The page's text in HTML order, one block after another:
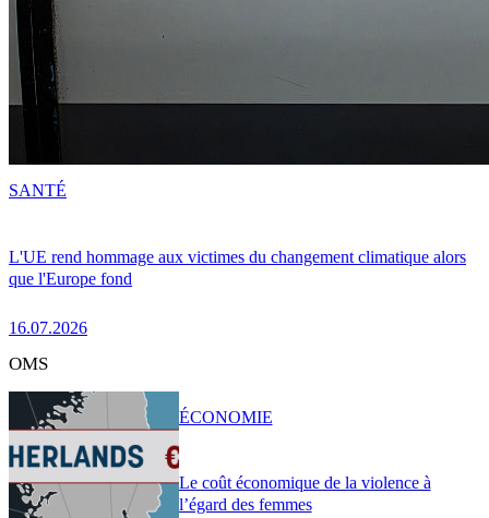
L'UE rend hommage aux victimes du changement climatique alors
que l'Europe fond
16.07.2026
SANTÉ
OMS
Le coût économique de la violence à
l’égard des femmes
ÉCONOMIE